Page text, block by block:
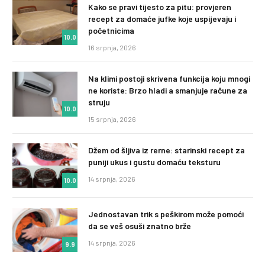
10.0
Kako se pravi tijesto za pitu: provjeren
recept za domaće jufke koje uspijevaju i
početnicima
16 srpnja, 2026
10.0
Na klimi postoji skrivena funkcija koju mnogi
ne koriste: Brzo hladi a smanjuje račune za
struju
15 srpnja, 2026
10.0
Džem od šljiva iz rerne: starinski recept za
puniji ukus i gustu domaću teksturu
14 srpnja, 2026
9.9
Jednostavan trik s peškirom može pomoći
da se veš osuši znatno brže
14 srpnja, 2026